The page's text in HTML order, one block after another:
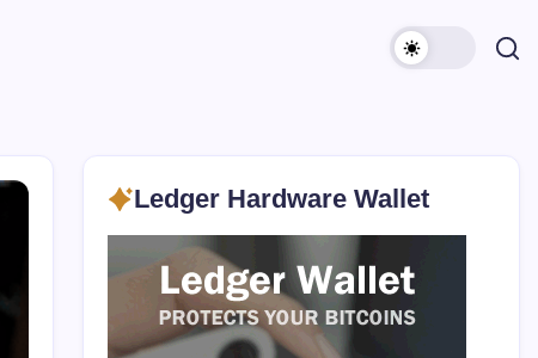
Ledger Hardware Wallet